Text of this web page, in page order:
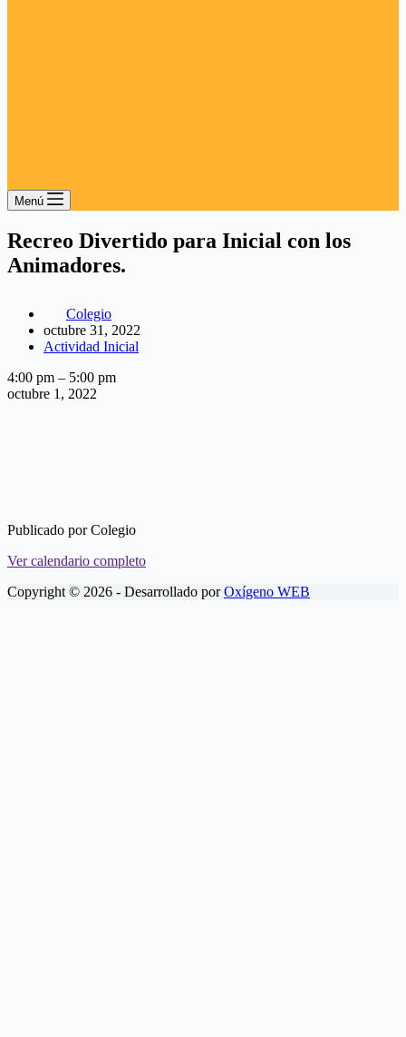
Menú
Recreo Divertido para Inicial con los
Animadores.
Colegio
octubre 31, 2022
Actividad Inicial
Recreo
Divertido
4:00 pm – 5:00 pm
octubre 1, 2022
Publicado por Colegio
Ver calendario completo
Copyright © 2026 - Desarrollado porOxígeno WEB